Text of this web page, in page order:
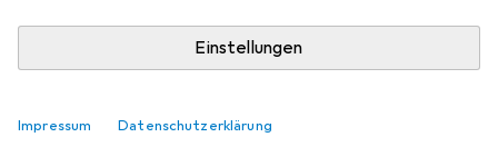
Einstellungen
Impressum Datenschutzerklärung
Lieferort angeben für genaue Lieferzeit